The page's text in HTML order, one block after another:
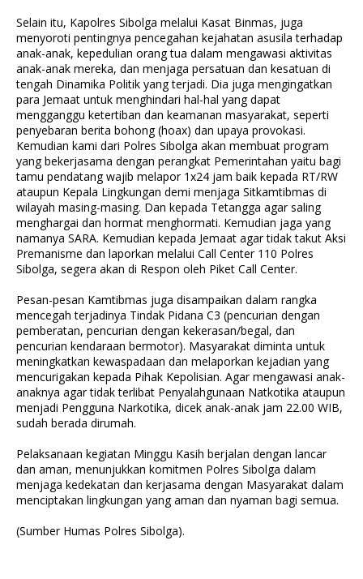
Selain itu, Kapolres Sibolga melalui Kasat Binmas, juga
menyoroti pentingnya pencegahan kejahatan asusila terhadap
anak-anak, kepedulian orang tua dalam mengawasi aktivitas
anak-anak mereka, dan menjaga persatuan dan kesatuan di
tengah Dinamika Politik yang terjadi. Dia juga mengingatkan
para Jemaat untuk menghindari hal-hal yang dapat
mengganggu ketertiban dan keamanan masyarakat, seperti
penyebaran berita bohong (hoax) dan upaya provokasi.
Kemudian kami dari Polres Sibolga akan membuat program
yang bekerjasama dengan perangkat Pemerintahan yaitu bagi
tamu pendatang wajib melapor 1x24 jam baik kepada RT/RW
ataupun Kepala Lingkungan demi menjaga Sitkamtibmas di
wilayah masing-masing. Dan kepada Tetangga agar saling
menghargai dan hormat menghormati. Kemudian jaga yang
namanya SARA. Kemudian kepada Jemaat agar tidak takut Aksi
Premanisme dan laporkan melalui Call Center 110 Polres
Sibolga, segera akan di Respon oleh Piket Call Center.
Pesan-pesan Kamtibmas juga disampaikan dalam rangka
mencegah terjadinya Tindak Pidana C3 (pencurian dengan
pemberatan, pencurian dengan kekerasan/begal, dan
pencurian kendaraan bermotor). Masyarakat diminta untuk
meningkatkan kewaspadaan dan melaporkan kejadian yang
mencurigakan kepada Pihak Kepolisian. Agar mengawasi anak-
anaknya agar tidak terlibat Penyalahgunaan Natkotika ataupun
menjadi Pengguna Narkotika, dicek anak-anak jam 22.00 WIB,
sudah berada dirumah.
Pelaksanaan kegiatan Minggu Kasih berjalan dengan lancar
dan aman, menunjukkan komitmen Polres Sibolga dalam
menjaga kedekatan dan kerjasama dengan Masyarakat dalam
menciptakan lingkungan yang aman dan nyaman bagi semua.
(Sumber Humas Polres Sibolga).